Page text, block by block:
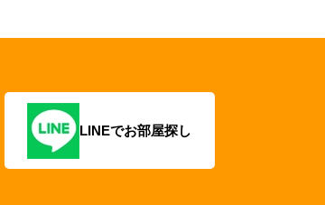
LINEでお部屋探し